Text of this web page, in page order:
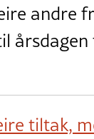
andre
tiltak,